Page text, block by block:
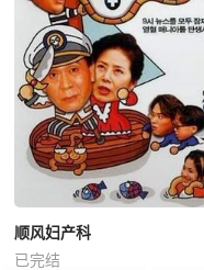
顺风妇产科
已完结